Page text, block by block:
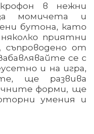
в нежни
момичета и
бутона, като
приятни
съпроводено от
се с
и на игра,
ще развива
форми, ще
умения и